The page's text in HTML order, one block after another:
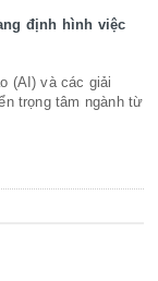
định hình việc
(AI) và các giải
trọng tâm ngành từ